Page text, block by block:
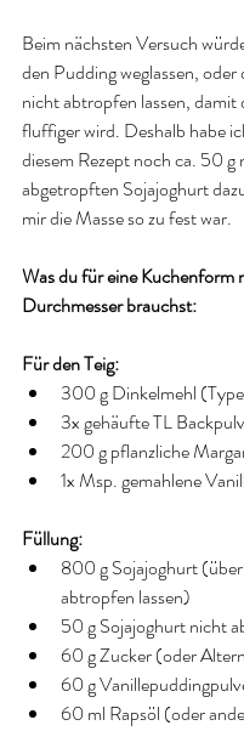
Beim nächsten Versuch
den Pudding weglassen, oder
nicht abtropfen lassen, damit
fluffiger wird. Deshalb habe
diesem Rezept noch ca. 50 g
abgetropften Sojajoghurt
mir die Masse so zu fest war.
Was du für eine
Durchmesser brauchst:
Für den Teig:
300 g Dinkelmehl
3x gehäufte TL
200 g pflanzliche
1x Msp. gemahlene
Füllung:
800 g Sojajoghurt
abtropfen lassen)
50 g Sojajoghurt nicht
60 g Zucker (oder
60 g
60 ml Rapsöl (oder